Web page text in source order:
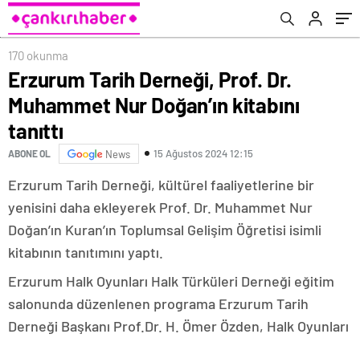
170 okunma
Erzurum Tarih Derneği, Prof. Dr.
Muhammet Nur Doğan’ın kitabını
tanıttı
ABONE OL News 15 Ağustos 2024 12:15
Erzurum Tarih Derneği, kültürel faaliyetlerine bir
yenisini daha ekleyerek Prof. Dr. Muhammet Nur
Doğan’ın Kuran’ın Toplumsal Gelişim Öğretisi isimli
kitabının tanıtımını yaptı.
Erzurum Halk Oyunları Halk Türküleri Derneği eğitim
salonunda düzenlenen programa Erzurum Tarih
Derneği Başkanı Prof.Dr. H. Ömer Özden, Halk Oyunları